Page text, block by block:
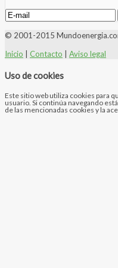
© 2001-2015
Inicio
Contacto Aviso legal
Uso de cookies
Este sitio web utiliza cookies para
usuario. Si continúa navegando
de las mencionadas cookies y la